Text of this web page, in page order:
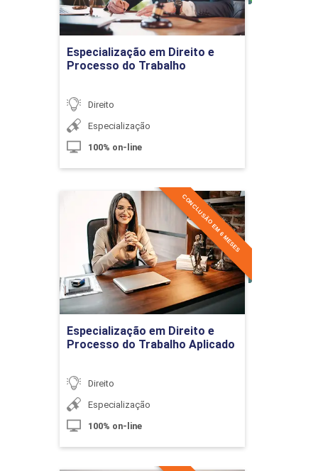
A Sucessão Testamentária
10h
Testamentos e Transmissões
Modalidades de Testamento, Disposições
Especialização em Direito e
Processo do Trabalho
Direito
Especialização
100% on-line
Ir para Inscrição
Especialização em Direito e
Processo do Trabalho Aplicado
CONCLUSÃO EM 6 MESES
Direito
Especialização
100% on-line
Especialização em Direito e
Processo do Trabalho
Aplicado
Detalhes do curso